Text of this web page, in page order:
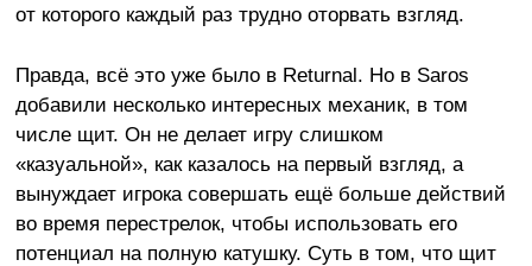
от которого каждый раз трудно оторвать взгляд.
Правда, всё это уже было в Returnal. Но в Saros
добавили несколько интересных механик, в том
числе щит. Он не делает игру слишком
«казуальной», как казалось на первый взгляд, а
вынуждает игрока совершать ещё больше действий
во время перестрелок, чтобы использовать его
потенциал на полную катушку. Суть в том, что щит